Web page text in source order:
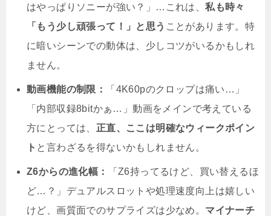
はやっぱりソニーが強い？」…これは、私も時々
「もう少し頑張って！」と思う ことがあります。特
に暗いシーンでの動体は、少しコツがいるかもしれ
ません。
動画機能の制限：
「4K60pのクロップは痛い…」
「内部収録8bitかぁ…」動画をメインで考えている
方にとっては、 正直、ここは明確なウィークポイン
ト と言わざるを得ないかもしれません。
Z6からの進化幅：
「Z6持ってるけど、買い替えるほ
ど…？」デュアルスロットや処理速度向上は嬉しい
けど、画質面でのサプライズは少なめ。 マイナーチ